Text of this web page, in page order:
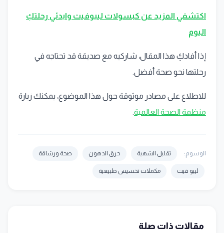
اكتشفي المزيد عن كبسولات ليبوفيت وابدئي رحلتكِ
اليوم
إذا أفادكِ هذا المقال، شاركيه مع صديقة قد تحتاجه في
رحلتها نحو صحة أفضل.
للاطلاع على مصادر موثوقة حول هذا الموضوع، يمكنك زيارة
منظمة الصحة العالمية.
الوسوم: تقليل الشهية حرق الدهون صحة ورشاقة
ليبو فيت مكملات تخسيس طبيعية
مقالات ذات صلة